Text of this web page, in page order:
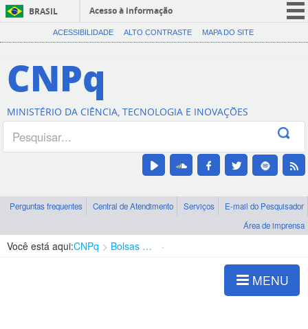
BRASIL
Acesso à informação
CORONAVÍRUS (COVID-19)
Canais
ACESSIBILIDADE ALTO CONTRASTE MAPA DO SITE
CNPq
MINISTÉRIO DA CIÊNCIA, TECNOLOGIA E INOVAÇÕES
Perguntas frequentes Central de Atendimento Serviços
E-mail do Pesquisador
Área de imprensa
Você está aqui:CNPq Bolsas e Auxílios Vigentes
MENU